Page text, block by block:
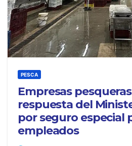
PESCA
Empresas
respuesta del
por seguro especial
empleados